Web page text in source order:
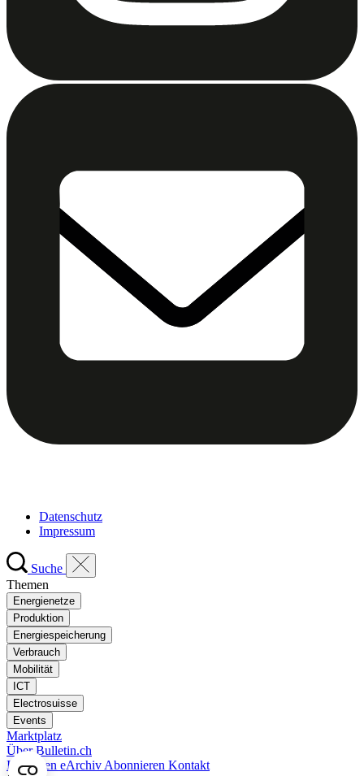
Datenschutz
Impressum
Suche
Themen
Energienetze
Produktion
Energiespeicherung
Verbrauch
Mobilität
ICT
Electrosuisse
Events
Marktplatz
Über Bulletin.ch
Inserieren eArchiv Abonnieren Kontakt